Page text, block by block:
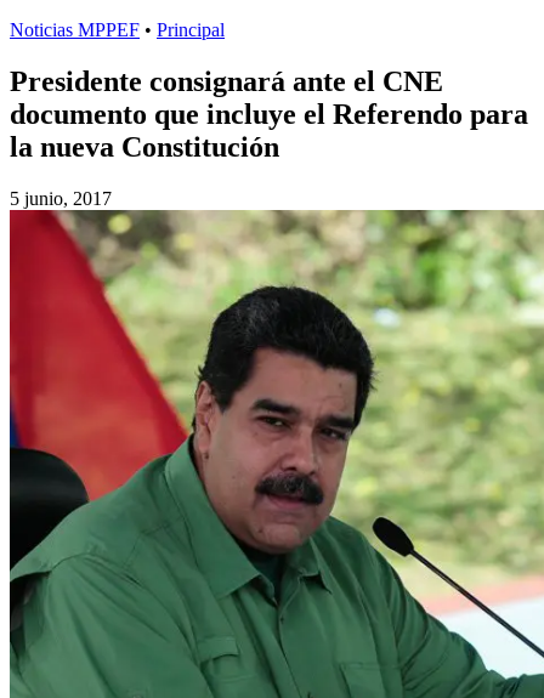
Noticias MPPEF • Principal
Presidente consignará ante el CNE
documento que incluye el Referendo para
la nueva Constitución
5 junio, 2017